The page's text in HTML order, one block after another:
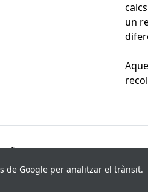
un
fitxes, corresponents a 108.347
de Google per analitzar el trànsit.